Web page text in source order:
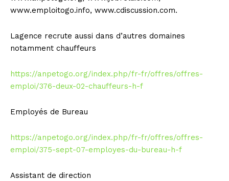
www.emploitogo.info, www.cdiscussion.com.
Lagence recrute aussi dans d’autres domaines
notamment chauffeurs
https://anpetogo.org/index.php/fr-fr/offres/offres-
emploi/376-deux-02-chauffeurs-h-f
Employés de Bureau
https://anpetogo.org/index.php/fr-fr/offres/offres-
emploi/375-sept-07-employes-du-bureau-h-f
Assistant de direction